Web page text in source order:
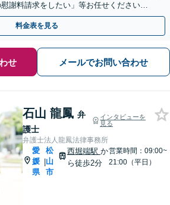
謝料請求をしたい」等お任せください。
料金表を見る
せ メールでお問い合わせ
石山 龍鳳 弁
護士
インタビューを
見る
弁護士法人龍鳳法律事務所
愛
媛
県
|
松
山
市
西堀端駅 か
ら徒歩2分
営業時間：09:00~
21:00（平日）